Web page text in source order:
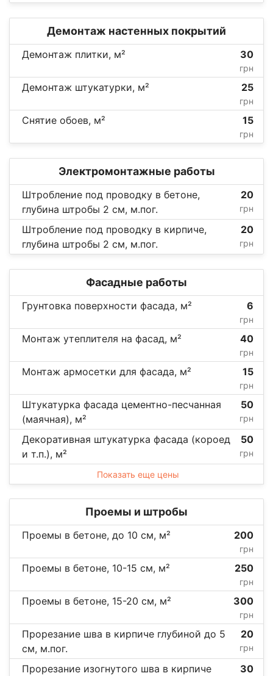
Демонтаж настенных покрытий
Демонтаж плитки, м² 30
грн
Демонтаж штукатурки, м² 25
грн
Снятие обоев, м² 15
грн
Электромонтажные работы
Штробление под проводку в бетоне,
глубина штробы 2 см, м.пог.
20
грн
Штробление под проводку в кирпиче,
глубина штробы 2 см, м.пог.
20
грн
Фасадные работы
Грунтовка поверхности фасада, м² 6
грн
Монтаж утеплителя на фасад, м² 40
грн
Монтаж армосетки для фасада, м² 15
грн
Штукатурка фасада цементно-песчанная
(маячная), м²
50
грн
Декоративная штукатурка фасада (короед
и т.п.), м²
50
грн
Показать еще цены
Проемы и штробы
Проемы в бетоне, до 10 см, м² 200
грн
Проемы в бетоне, 10-15 см, м² 250
грн
Проемы в бетоне, 15-20 см, м² 300
грн
Прорезание шва в кирпиче глубиной до 5
см, м.пог.
20
грн
Прорезание изогнутого шва в кирпиче
30